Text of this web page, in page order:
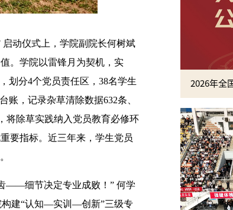
动仪式上，学院副院长何树斌
。学院以雷锋月为契机，实
划分4个党员责任区，38名学生
账，记录杂草清除数据632条、
将除草实践纳入党员教育必修环
要指标。近三年来，学生党员
——细节决定专业成败！”‌ 何学
构建“认知—实训—创新”三级专